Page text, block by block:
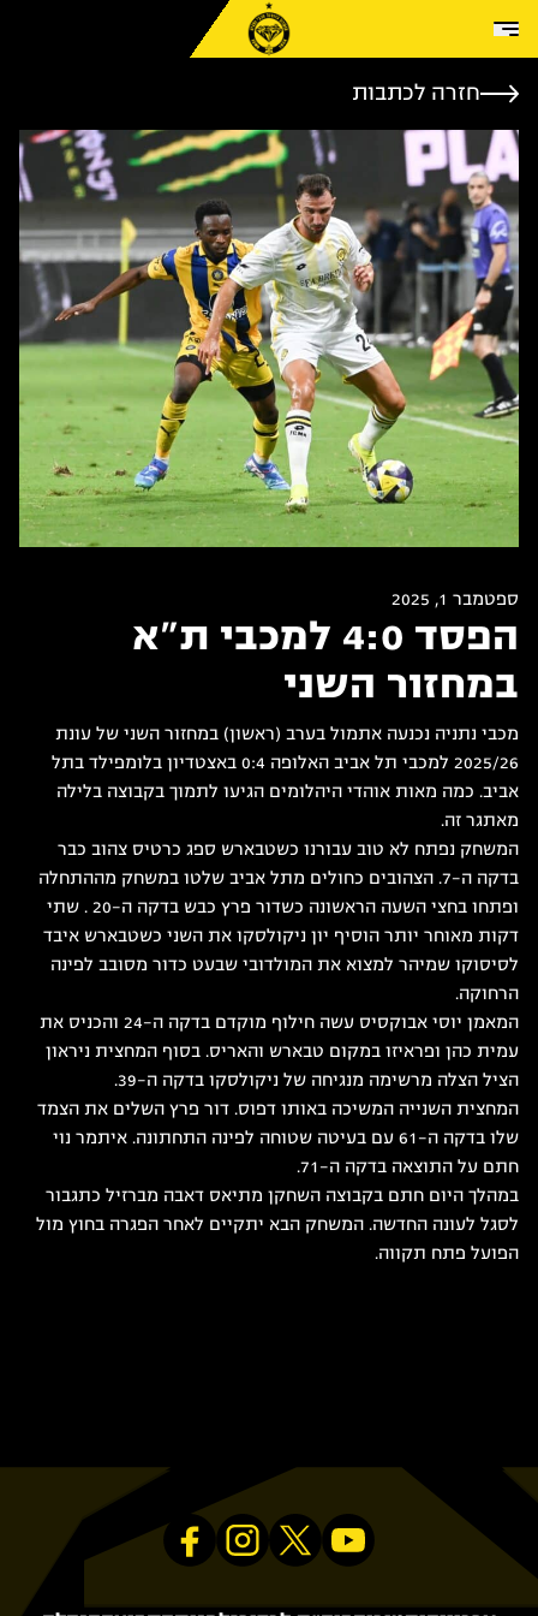
חזרה לכתבות
ספטמבר 1, 2025
הפסד 4:0 למכבי ת"א
במחזור השני
מכבי נתניה נכנעה אתמול בערב (ראשון) במחזור השני של עונת
2025/26 למכבי תל אביב האלופה 0:4 באצטדיון בלומפילד בתל
אביב. כמה מאות אוהדי היהלומים הגיעו לתמוך בקבוצה בלילה
מאתגר זה.
המשחק נפתח לא טוב עבורנו כשטבארש ספג כרטיס צהוב כבר
בדקה ה-7. הצהובים כחולים מתל אביב שלטו במשחק מההתחלה
ופתחו בחצי השעה הראשונה כשדור פרץ כבש בדקה ה-20 . שתי
דקות מאוחר יותר הוסיף יון ניקולסקו את השני כשטבארש איבד
לסיסוקו שמיהר למצוא את המולדובי שבעט כדור מסובב לפינה
הרחוקה.
המאמן יוסי אבוקסיס עשה חילוף מוקדם בדקה ה-24 והכניס את
עמית כהן ופראיזו במקום טבארש והאריס. בסוף המחצית ניראון
הציל הצלה מרשימה מנגיחה של ניקולסקו בדקה ה-39.
המחצית השנייה המשיכה באותו דפוס. דור פרץ השלים את הצמד
שלו בדקה ה-61 עם בעיטה שטוחה לפינה התחתונה. איתמר נוי
חתם על התוצאה בדקה ה-71.
במהלך היום חתם בקבוצה השחקן מתיאס דאבה מברזיל כתגבור
לסגל לעונה החדשה. המשחק הבא יתקיים לאחר הפגרה בחוץ מול
הפועל פתח תקווה.